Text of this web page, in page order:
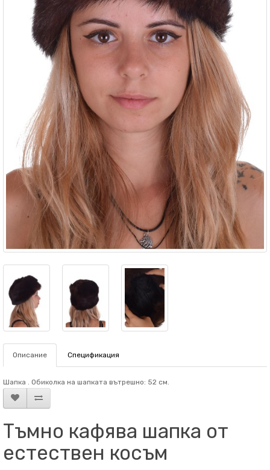
Описание Спецификация
Шапка . Обиколка на шапката вътрешно: 52 см.
Тъмно кафява шапка от
естествен косъм